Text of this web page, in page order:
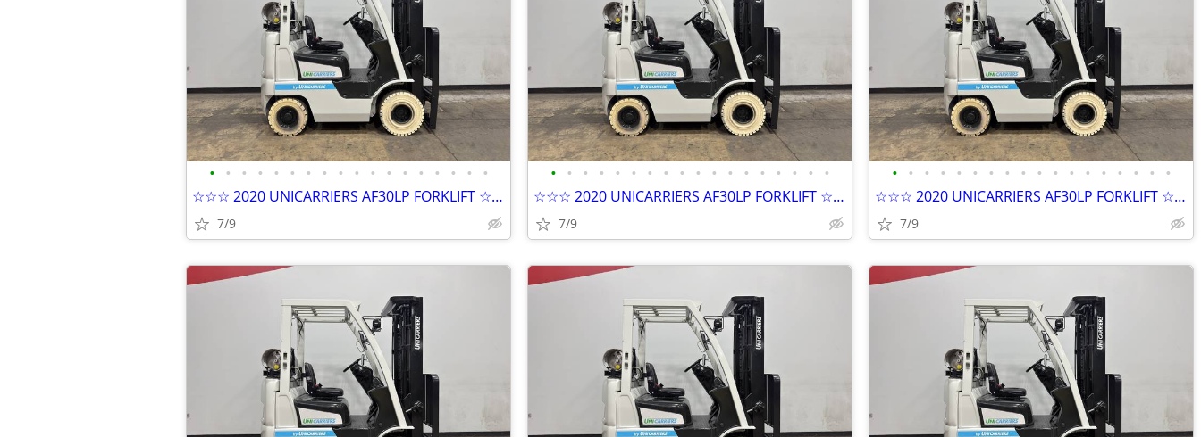
• • • • • • • • • • • • • • • • • •
☆☆☆ 2020 UNICARRIERS AF30LP FORKLIFT ☆☆☆
7/9
• • • • • • • • • • • • • • • • • •
☆☆☆ 2020 UNICARRIERS AF30LP FORKLIFT ☆☆☆
7/9
• • • • • • • • • • • • • • • • • •
☆☆☆ 2020 UNICARRIERS AF30LP FORKLIFT ☆☆☆
7/9